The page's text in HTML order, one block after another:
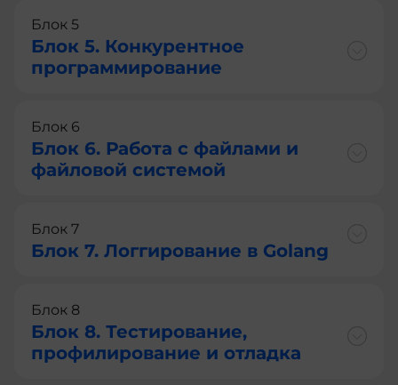
Блок 5
Блок 5. Конкурентное
программирование
Блок 6
Блок 6. Работа с файлами и
файловой системой
Блок 7
Блок 7. Логгирование в Golang
Блок 8
Блок 8. Тестирование,
профилирование и отладка